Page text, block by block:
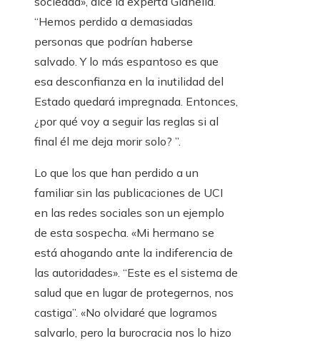
“Hemos perdido a demasiadas
personas que podrían haberse
salvado. Y lo más espantoso es que
esa desconfianza en la inutilidad del
Estado quedará impregnada. Entonces,
¿por qué voy a seguir las reglas si al
final él me deja morir solo? ”.
Lo que los que han perdido a un
familiar sin las publicaciones de UCI
en las redes sociales son un ejemplo
de esta sospecha. «Mi hermano se
está ahogando ante la indiferencia de
las autoridades». “Este es el sistema de
salud que en lugar de protegernos, nos
castiga”. «No olvidaré que logramos
salvarlo, pero la burocracia nos lo hizo